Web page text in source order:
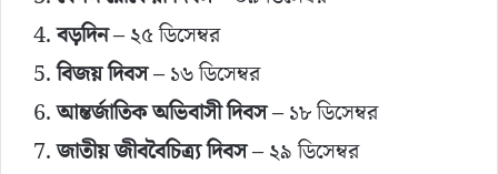
বড়দিন– ২৫ ডিসেম্বর
বিজয় দিবস– ১৬ ডিসেম্বর
আন্তর্জাতিক অভিবাসী দিবস– ১৮ ডিসেম্বর
জাতীয় জীববৈচিত্র্য দিবস– ২৯ ডিসেম্বর